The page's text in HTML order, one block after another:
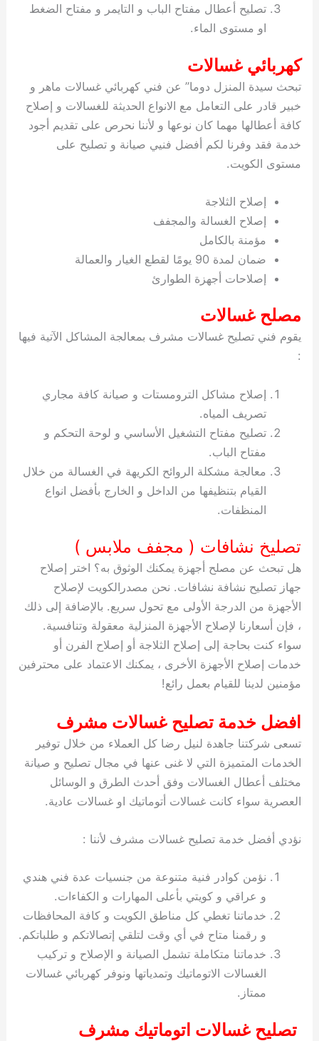
تصليح أعطال مفتاح الباب و التايمر و مفتاح الضغط
او مستوى الماء.
كهربائي غسالات
تبحث سيدة المنزل دوما” عن فني كهربائي غسالات ماهر و
خبير قادر على التعامل مع الانواع الحديثة للغسالات و إصلاح
كافة أعطالها مهما كان نوعها و لأننا نحرص على تقديم أجود
خدمة فقد وفرنا لكم أفضل فنيي صيانة و تصليح على
مستوى الكويت.
إصلاح الثلاجة
إصلاح الغسالة والمجفف
مؤمنة بالكامل
ضمان لمدة 90 يومًا لقطع الغيار والعمالة
إصلاحات أجهزة الطوارئ
مصلح غسالات
يقوم فني تصليح غسالات مشرف بمعالجة المشاكل الآتية فيها
:
إصلاح مشاكل الترومستات و صيانة كافة مجاري
تصريف المياه.
تصليح مفتاح التشغيل الأساسي و لوحة التحكم و
مفتاح الباب.
معالجة مشكلة الروائح الكريهة في الغسالة من خلال
القيام بتنظيفها من الداخل و الخارج بأفضل انواع
المنظفات.
تصليخ نشافات ( مجفف ملابس )
هل تبحث عن مصلح أجهزة يمكنك الوثوق به؟ اختر إصلاح
جهاز تصليح نشافة نشافات. نحن مصدرالكويت لإصلاح
الأجهزة من الدرجة الأولى مع تحول سريع. بالإضافة إلى ذلك
، فإن أسعارنا لإصلاح الأجهزة المنزلية معقولة وتنافسية.
سواء كنت بحاجة إلى إصلاح الثلاجة أو إصلاح الفرن أو
خدمات إصلاح الأجهزة الأخرى ، يمكنك الاعتماد على محترفين
مؤمنين لدينا للقيام بعمل رائع!
افضل خدمة تصليح غسالات مشرف
تسعى شركتنا جاهدة لنيل رضا كل العملاء من خلال توفير
الخدمات المتميزة التي لا غنى عنها في مجال تصليح و صيانة
مختلف أعطال الغسالات وفق أحدث الطرق و الوسائل
العصرية سواء كانت غسالات أتوماتيك او غسالات عادية.
نؤدي أفضل خدمة تصليح غسالات مشرف لأننا :
نؤمن كوادر فنية متنوعة من جنسيات عدة فني هندي
و عراقي و كويتي بأعلى المهارات و الكفاءات.
خدماتنا تغطي كل مناطق الكويت و كافة المحافظات
و رقمنا متاح في أي وقت لتلقي إتصالاتكم و طلباتكم.
خدماتنا متكاملة تشمل الصيانة و الإصلاح و تركيب
الغسالات الاتوماتيك وتمدياتها ونوفر كهربائي غسالات
ممتاز.
تصليح غسالات اتوماتيك مشرف